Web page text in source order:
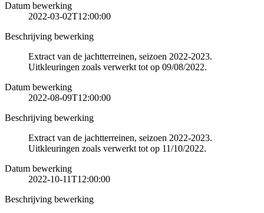
Datum bewerking
2022-03-02T12:00:00
Beschrijving bewerking
Extract van de jachtterreinen, seizoen 2022-2023.
Uitkleuringen zoals verwerkt tot op 09/08/2022.
Datum bewerking
2022-08-09T12:00:00
Beschrijving bewerking
Extract van de jachtterreinen, seizoen 2022-2023.
Uitkleuringen zoals verwerkt tot op 11/10/2022.
Datum bewerking
2022-10-11T12:00:00
Beschrijving bewerking